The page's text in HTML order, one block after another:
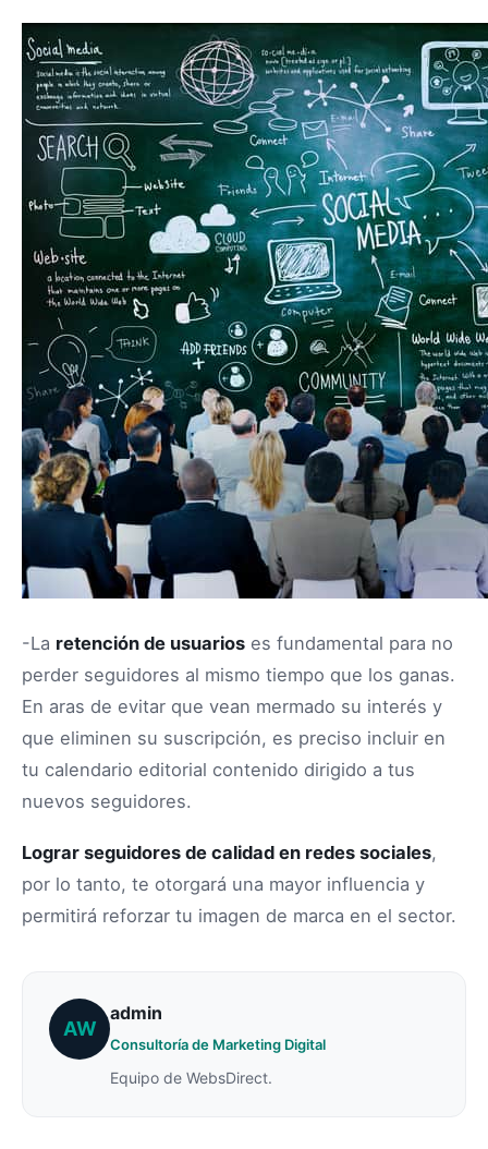
-La retención de usuarios es fundamental para no
perder seguidores al mismo tiempo que los ganas.
En aras de evitar que vean mermado su interés y
que eliminen su suscripción, es preciso incluir en
tu calendario editorial contenido dirigido a tus
nuevos seguidores.
Lograr seguidores de calidad en redes sociales,
por lo tanto, te otorgará una mayor influencia y
permitirá reforzar tu imagen de marca en el sector.
AW
admin
Consultoría de Marketing Digital
Equipo de WebsDirect.